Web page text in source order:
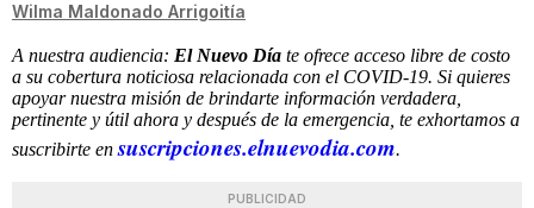
Wilma Maldonado Arrigoitía
A nuestra audiencia: El Nuevo Día te ofrece acceso libre de costo
a su cobertura noticiosa relacionada con el COVID-19. Si quieres
apoyar nuestra misión de brindarte información verdadera,
pertinente y útil ahora y después de la emergencia, te exhortamos a
suscribirte ensuscripciones.elnuevodia.com.
PUBLICIDAD